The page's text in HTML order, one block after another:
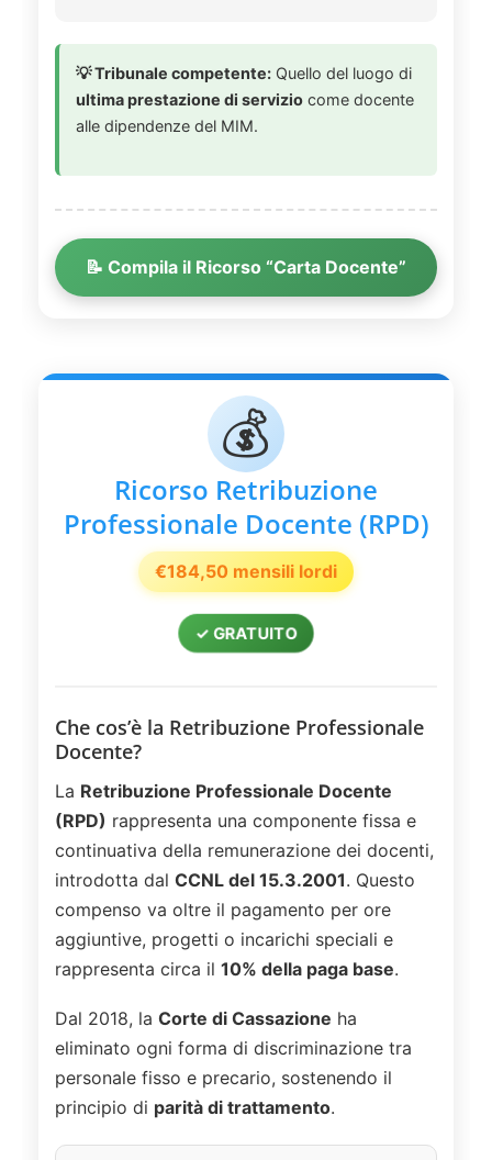
💡 Tribunale competente: Quello del luogo di
ultima prestazione di servizio come docente
alle dipendenze del MIM.
📝 Compila il Ricorso “Carta Docente”
💰
Ricorso Retribuzione
Professionale Docente (RPD)
€184,50 mensili lordi
✓ GRATUITO
Che cos’è la Retribuzione Professionale
Docente?
La Retribuzione Professionale Docente
(RPD) rappresenta una componente fissa e
continuativa della remunerazione dei docenti,
introdotta dal CCNL del 15.3.2001. Questo
compenso va oltre il pagamento per ore
aggiuntive, progetti o incarichi speciali e
rappresenta circa il 10% della paga base.
Dal 2018, la Corte di Cassazione ha
eliminato ogni forma di discriminazione tra
personale fisso e precario, sostenendo il
principio di parità di trattamento.